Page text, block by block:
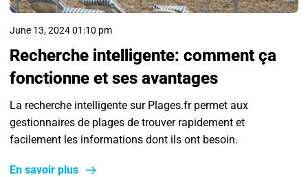
June 13, 2024 01:10 pm
Recherche intelligente: comment ça
fonctionne et ses avantages
La recherche intelligente sur Plages.fr permet aux
gestionnaires de plages de trouver rapidement et
facilement les informations dont ils ont besoin.
En savoir plus